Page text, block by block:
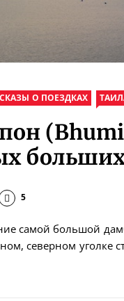
О ПОЕЗДКАХ
5
самой большой
северном уголке